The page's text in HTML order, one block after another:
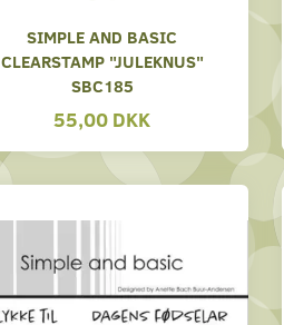
SIMPLE AND BASIC
CLEARSTAMP "JULEKNUS"
SBC185
55,00 DKK